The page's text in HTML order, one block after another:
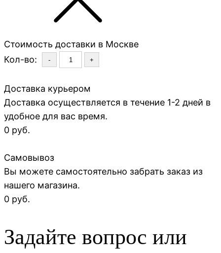
Стоимость доставки в Москве
Кол-во:
- +
Доставка курьером
Доставка осуществляется в течение 1-2 дней в
удобное для вас время.
0 руб.
Самовывоз
Вы можете самостоятельно забрать заказ из
нашего магазина.
0 руб.
Задайте вопрос или